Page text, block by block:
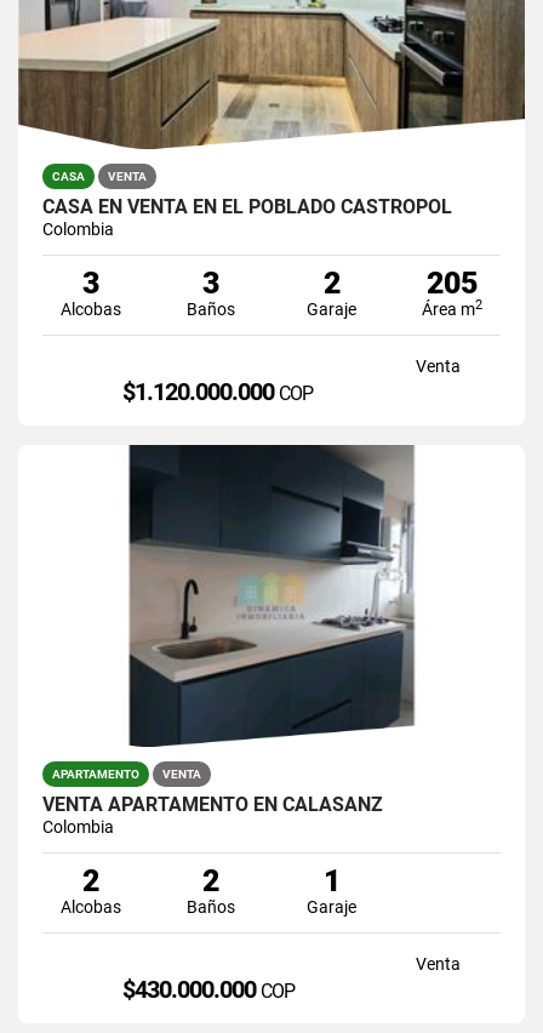
CASA VENTA
CASA EN VENTA EN EL POBLADO CASTROPOL
Colombia
3
Alcobas
3
Baños
2
Garaje
205
Área m2
Venta
$1.120.000.000 COP
APARTAMENTO VENTA
VENTA APARTAMENTO EN CALASANZ
Colombia
2
Alcobas
2
Baños
1
Garaje
Venta
$430.000.000 COP